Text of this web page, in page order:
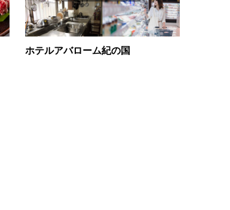
ホテルアバローム紀の国